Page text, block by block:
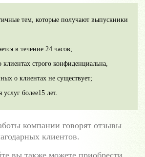
тем, которые получают выпускники
в течение 24 часов;
строго конфиденциальна,
о клиентах не существует;
услуг более15 лет.
компании говорят отзывы
клиентов.
вы также можете приобрести